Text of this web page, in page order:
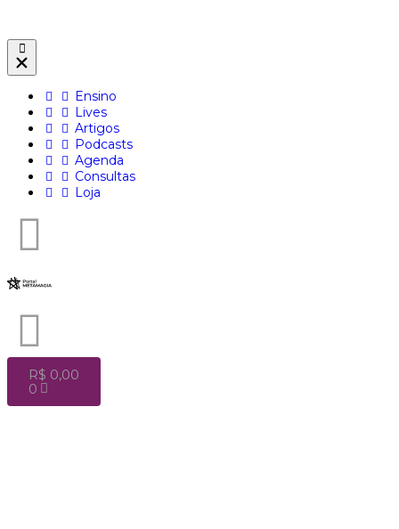
Ensino
Lives
Artigos
Podcasts
Agenda
Consultas
Loja
R$ 0,00
0